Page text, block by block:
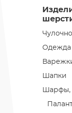
Одежда
Шапки
Шарфы,